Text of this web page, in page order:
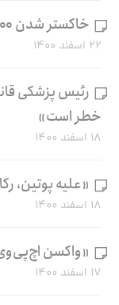
خاکستر شدن ۱۰۰هزار هکتار جنگل و مرتع طی ۵ سال
۲۲ اسفند ۱۴۰۰
رئیس پزشکی
خطر است»
۱۸ اسفند ۱۴۰۰
«علیه پوتین،
۱۸ اسفند ۱۴۰۰
«واکسن
۱۷ اسفند ۱۴۰۰